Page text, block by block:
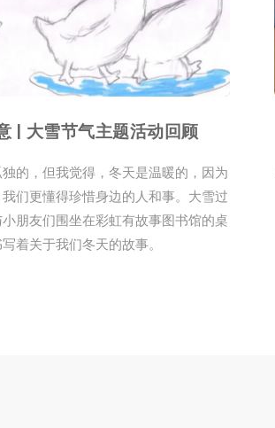
| 大雪节气主题活动回顾
的，但我觉得，冬天是温暖的，因为
们更懂得珍惜身边的人和事。大雪过
朋友们围坐在彩虹有故事图书馆的桌
着关于我们冬天的故事。